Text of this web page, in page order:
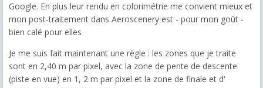
Google. En plus leur rendu en colorimétrie me convient mieux et
mon post-traitement dans Aeroscenery est - pour mon goût -
bien calé pour elles
Je me suis fait maintenant une règle : les zones que je traite
sont en 2,40 m par pixel, avec la zone de pente de descente
(piste en vue) en 1, 2 m par pixel et la zone de finale et d'